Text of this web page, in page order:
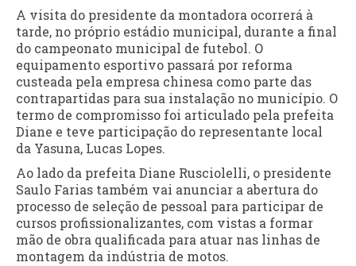
A visita do presidente da montadora ocorrerá à
tarde, no próprio estádio municipal, durante a final
do campeonato municipal de futebol. O
equipamento esportivo passará por reforma
custeada pela empresa chinesa como parte das
contrapartidas para sua instalação no município. O
termo de compromisso foi articulado pela prefeita
Diane e teve participação do representante local
da Yasuna, Lucas Lopes.
Ao lado da prefeita Diane Rusciolelli, o presidente
Saulo Farias também vai anunciar a abertura do
processo de seleção de pessoal para participar de
cursos profissionalizantes, com vistas a formar
mão de obra qualificada para atuar nas linhas de
montagem da indústria de motos.